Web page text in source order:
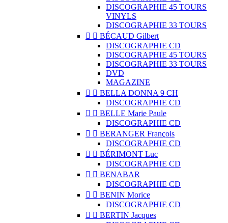
DISCOGRAPHIE 45 TOURS
VINYLS
DISCOGRAPHIE 33 TOURS
  BÉCAUD Gilbert
DISCOGRAPHIE CD
DISCOGRAPHIE 45 TOURS
DISCOGRAPHIE 33 TOURS
DVD
MAGAZINE
  BELLA DONNA 9 CH
DISCOGRAPHIE CD
  BELLE Marie Paule
DISCOGRAPHIE CD
  BERANGER François
DISCOGRAPHIE CD
  BÉRIMONT Luc
DISCOGRAPHIE CD
  BENABAR
DISCOGRAPHIE CD
  BENIN Morice
DISCOGRAPHIE CD
  BERTIN Jacques